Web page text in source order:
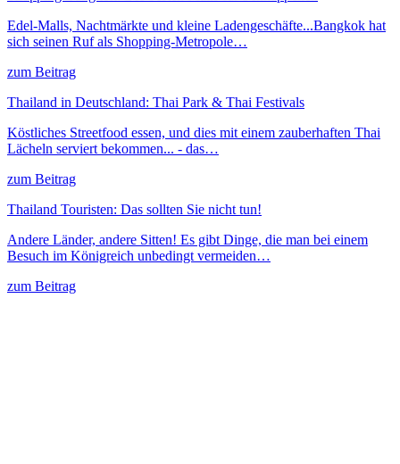
Edel-Malls, Nachtmärkte und kleine Ladengeschäfte...Bangkok hat
sich seinen Ruf als Shopping-Metropole…
zum Beitrag
Thailand in Deutschland: Thai Park & Thai Festivals
Köstliches Streetfood essen, und dies mit einem zauberhaften Thai
Lächeln serviert bekommen... - das…
zum Beitrag
Thailand Touristen: Das sollten Sie nicht tun!
Andere Länder, andere Sitten! Es gibt Dinge, die man bei einem
Besuch im Königreich unbedingt vermeiden…
zum Beitrag